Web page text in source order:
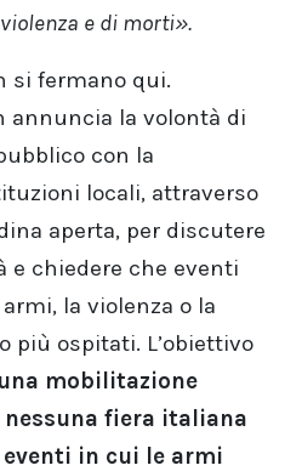
e di morti».
si fermano qui.
annuncia la volontà di
con la
locali, attraverso
aperta, per discutere
e chiedere che eventi
la violenza o la
più ospitati. L’obiettivo
mobilitazione
fiera italiana
in cui le armi